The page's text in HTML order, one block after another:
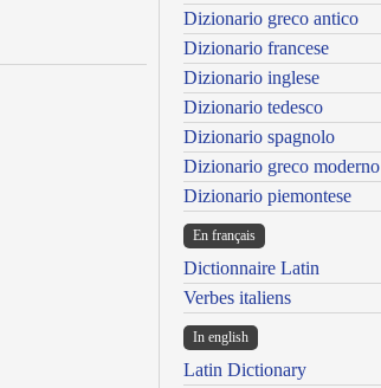
Dizionario greco antico
Dizionario francese
Dizionario inglese
Dizionario tedesco
Dizionario spagnolo
Dizionario greco moderno
Dizionario piemontese
En français
Dictionnaire Latin
Verbes italiens
In english
Latin Dictionary